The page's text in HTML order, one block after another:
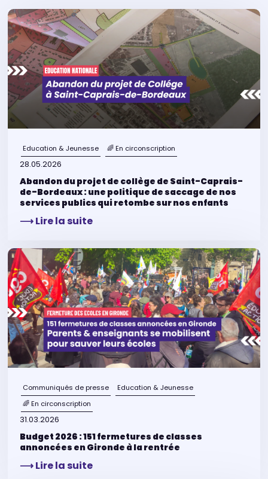
Education & Jeunesse 🌈 En circonscription
28.05.2026
Abandon du projet de collège de Saint-Caprais-
de-Bordeaux : une politique de saccage de nos
services publics qui retombe sur nos enfants
⟶ Lire la suite
Communiqués de presse
Education & Jeunesse
🌈 En circonscription
31.03.2026
Budget 2026 : 151 fermetures de classes
annoncées en Gironde à la rentrée
⟶ Lire la suite